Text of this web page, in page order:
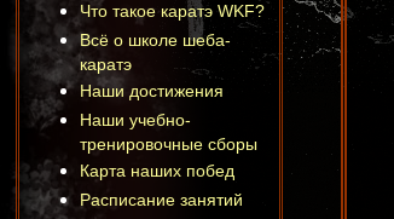
Что такое каратэ WKF?
Всё о школе шеба-
каратэ
Наши достижения
Наши учебно-
тренировочные сборы
Карта наших побед
Расписание занятий